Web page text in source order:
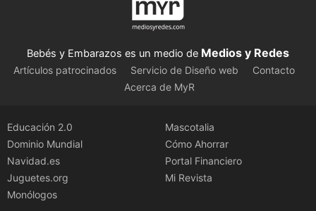
Bebés y Embarazos es un medio de Medios y Redes
Artículos patrocinados Servicio de Diseño web
Contacto
Acerca de MyR
Educación 2.0
Dominio Mundial
Navidad.es
Juguetes.org
Monólogos
Mascotalia
Cómo Ahorrar
Portal Financiero
Mi Revista